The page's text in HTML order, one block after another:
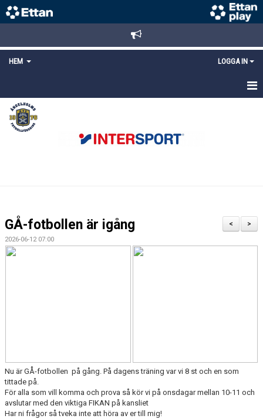
HEM LOGGA IN
STARTSIDA
NYHETER
LÄNKAR
>
<
GÅ-fotbollen är igång
2026-06-12 07:00
Nu är GÅ-fotbollen på gång. På dagens träning var vi 8 st och en som
tittade på.
För alla som vill komma och prova så kör vi på onsdagar mellan 10-11 och
avslutar med den viktiga FIKAN på kansliet
Har ni frågor så tveka inte att höra av er till mig!